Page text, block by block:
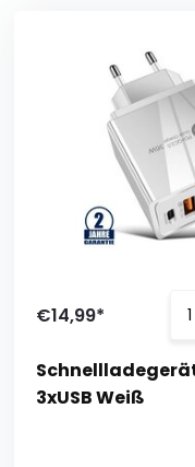
€14,99*
3xUSB Weiß